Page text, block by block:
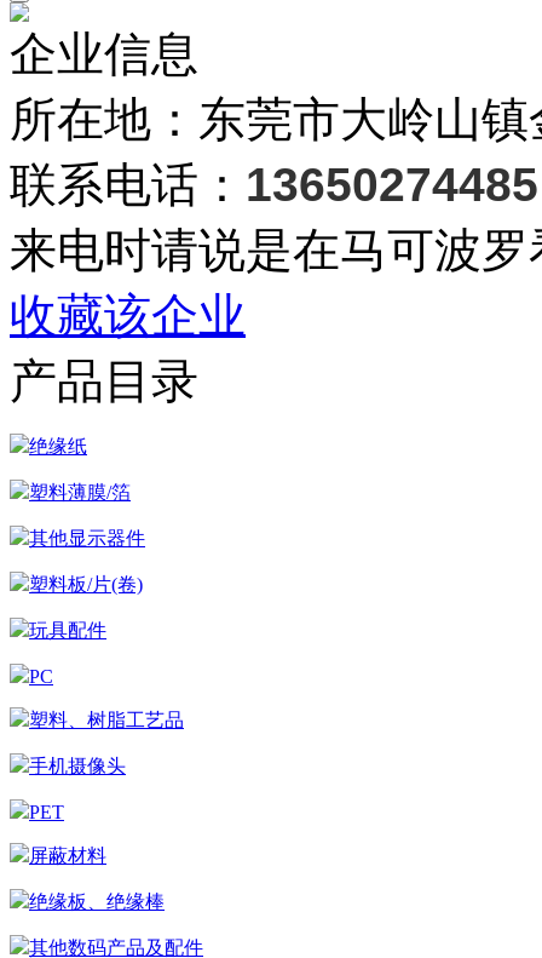
企业信息
所在地：东莞市大岭山
联系电话： 13650274485
来电时请说是在马可波
收藏该企业
产品目录
绝缘纸
塑料薄膜/箔
其他显示器件
塑料板/片(卷)
玩具配件
PC
塑料、树脂工艺品
手机摄像头
PET
屏蔽材料
绝缘板、绝缘棒